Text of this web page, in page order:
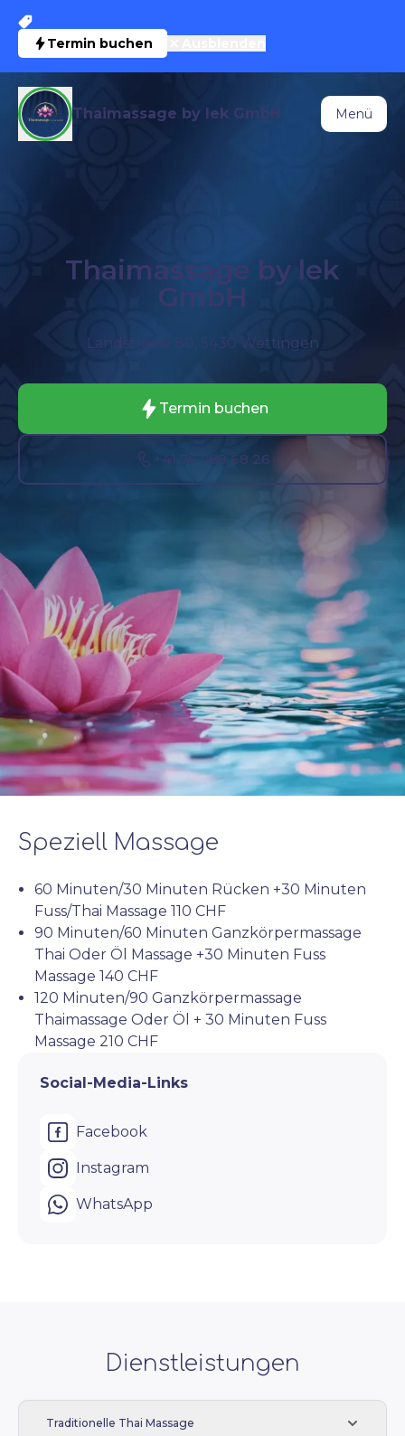
Termin buchen
Thaimassage by lek GmbH Menü
Thaimassage by lek
GmbH
Landstrasse 80, 5430 Wettingen
Termin buchen
+41 76 788 68 26
Speziell Massage
60 Minuten/30 Minuten Rücken +30 Minuten
Fuss/Thai Massage 110 CHF
90 Minuten/60 Minuten Ganzkörpermassage
Thai Oder Öl Massage +30 Minuten Fuss
Massage 140 CHF
120 Minuten/90 Ganzkörpermassage
Thaimassage Oder Öl + 30 Minuten Fuss
Massage 210 CHF
Social-Media-Links
Facebook
Instagram
WhatsApp
Dienstleistungen
Traditionelle Thai Massage